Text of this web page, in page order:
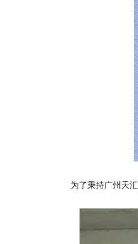
为了秉持广州天汇